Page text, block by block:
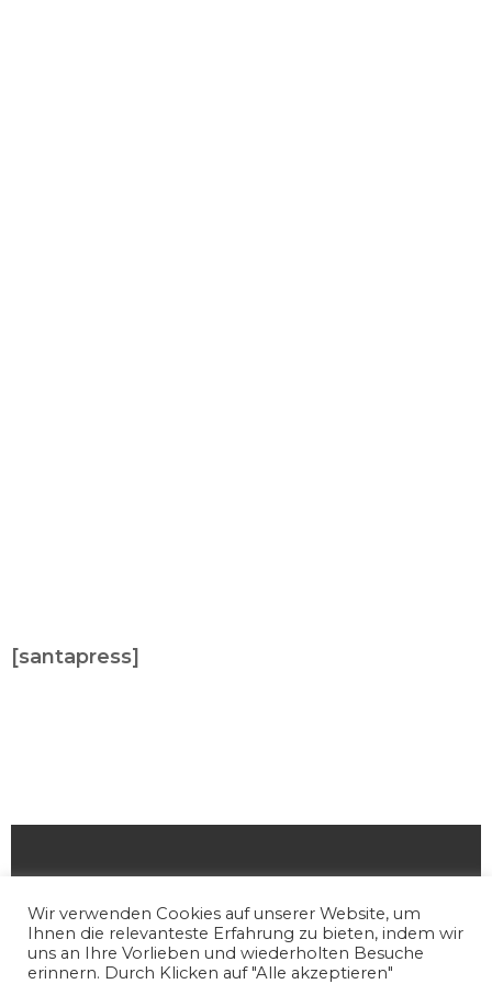
[santapress]
Wir verwenden Cookies auf unserer Website, um
Ihnen die relevanteste Erfahrung zu bieten, indem wir
uns an Ihre Vorlieben und wiederholten Besuche
erinnern. Durch Klicken auf "Alle akzeptieren"